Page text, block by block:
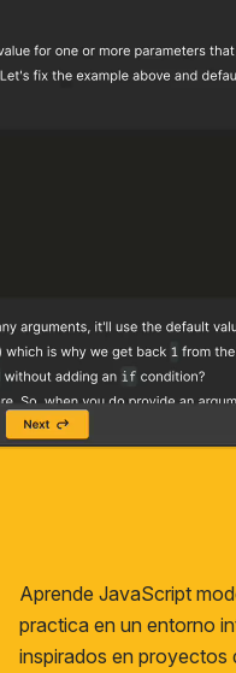
Aprende JavaScript
practica en un entorno
inspirados en proyectos